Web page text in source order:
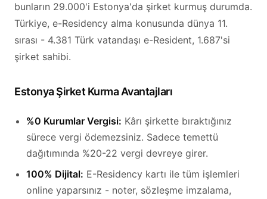
bunların 29.000'i Estonya'da şirket kurmuş durumda.
Türkiye, e-Residency alma konusunda dünya 11.
sırası - 4.381 Türk vatandaşı e-Resident, 1.687'si
şirket sahibi.
Estonya Şirket Kurma Avantajları
%0 Kurumlar Vergisi: Kârı şirkette bıraktığınız
sürece vergi ödemezsiniz. Sadece temettü
dağıtımında %20-22 vergi devreye girer.
100% Dijital: E-Residency kartı ile tüm işlemleri
online yaparsınız - noter, sözleşme imzalama,